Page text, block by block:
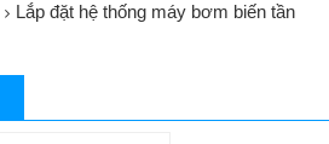
Lắp đặt hệ thống máy bơm biến tần